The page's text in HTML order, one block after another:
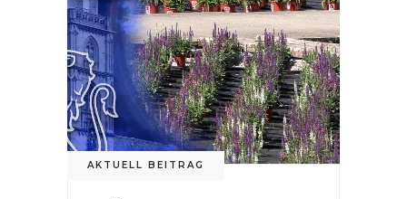
AKTUELL BEITRAG